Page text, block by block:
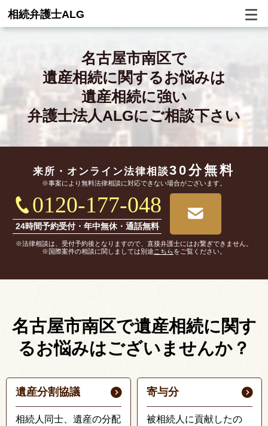
相続弁護士ALG
名古屋市南区で
遺産相続に関するお悩みは
遺産相続に強い
弁護士法人ALGにご相談下さい
来所・オンライン法律相談30分無料
※事案により無料法律相談に対応できない場合がございます。
0120-177-048
24時間予約受付・年中無休・通話無料
※法律相談は、受付予約後となりますので、直接弁護士にはお繋ぎできません。
※国際案件の相談に関しましては別途 こちらをご覧ください。
名古屋市南区で遺産相続に関す
るお悩みはございませんか？
遺産分割協議
相続人同士、遺産の分配
寄与分
被相続人に貢献したの